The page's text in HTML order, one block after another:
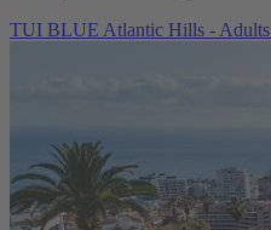
TUI BLUE Atlantic Hills -